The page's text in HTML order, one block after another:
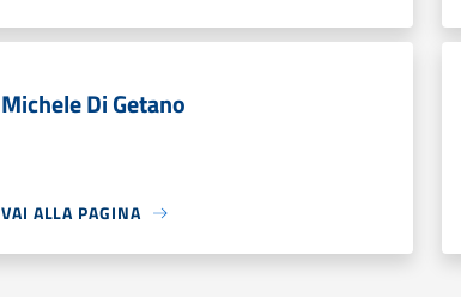
Michele Di Getano
VAI ALLA PAGINA